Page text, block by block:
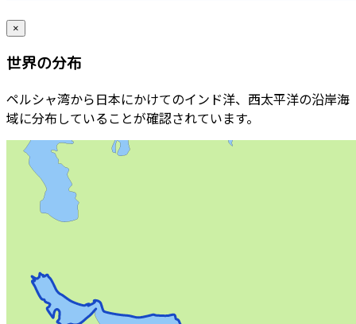
×
世界の分布
ペルシャ湾から日本にかけてのインド洋、西太平洋の沿岸海
域に分布していることが確認されています。